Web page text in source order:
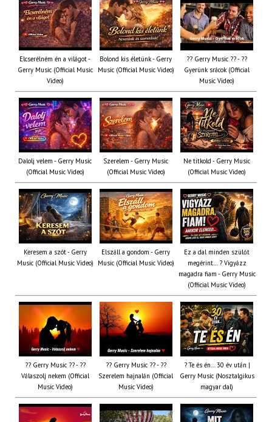
Elcserélném én a világot -
Gerry Music (Official Music
Video)
Bolond kis életünk - Gerry
Music (Official Music Video)
?? Gerry Music ?? - ??
Gyerünk srácok (Official
Music Video)
Dalolj velem - Gerry Music
(Official Music Video)
Szerelem - Gerry Music
(Official Music Video)
Ne titkold - Gerry Music
(Official Music Video)
Keresem a szót - Gerry
Music (Official Music Video)
Elszáll a gondom - Gerry
Music (Official Music Video)
Ez a dal minden szülőt
megérint… ? Vigyázz
magadra fiam - Gerry Music
(Official Music Video)
?? Gerry Music ?? - ??
Válaszolj nekem (Official
Music Video)
?? Gerry Music ?? - ??
Szerelem hajnalán (Official
Music Video)
? Te és én… 30 év után |
Gerry Music (Nosztalgikus
magyar dal)